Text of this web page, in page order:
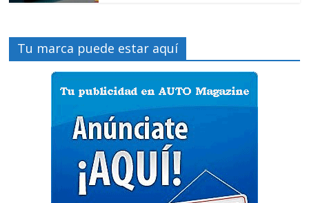
Tu marca puede estar aquí